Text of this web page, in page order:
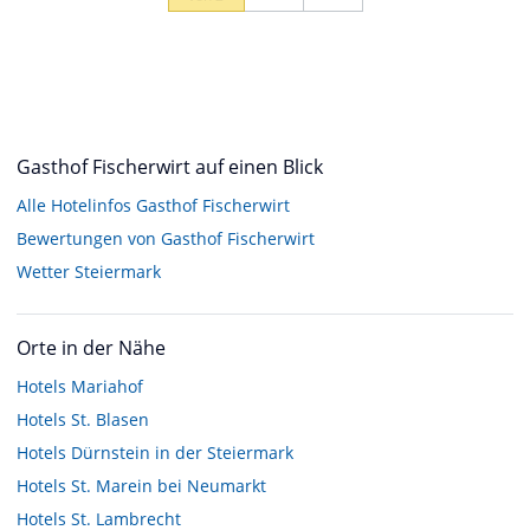
Gasthof Fischerwirt auf einen Blick
Alle Hotelinfos Gasthof Fischerwirt
Bewertungen von Gasthof Fischerwirt
Wetter Steiermark
Orte in der Nähe
Hotels Mariahof
Hotels St. Blasen
Hotels Dürnstein in der Steiermark
Hotels St. Marein bei Neumarkt
Hotels St. Lambrecht